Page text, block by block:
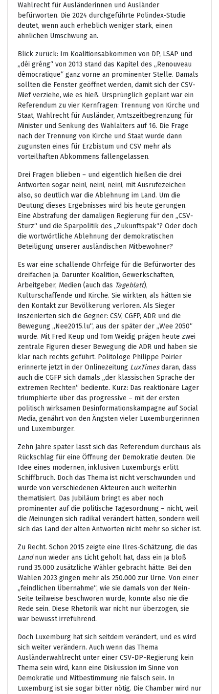
Wahlrecht für Ausländerinnen und Ausländer
befürworten. Die 2024 durchgeführte Polindex-Studie
deutet, wenn auch erheblich weniger stark, einen
ähnlichen Umschwung an.
Blick zurück: Im Koalitionsabkommen von DP, LSAP und
„déi gréng“ von 2013 stand das Kapitel des „Renouveau
démocratique“ ganz vorne an prominenter Stelle. Damals
sollten die Fenster geöffnet werden, damit sich der CSV-
Mief verziehe, wie es hieß. Ursprünglich geplant war ein
Referendum zu vier Kernfragen: Trennung von Kirche und
Staat, Wahlrecht für Ausländer, Amtszeitbegrenzung für
Minister und Senkung des Wahlalters auf 16. Die Frage
nach der Trennung von Kirche und Staat wurde dann
zugunsten eines für Erzbistum und CSV mehr als
vorteilhaften Abkommens fallengelassen.
Drei Fragen blieben – und eigentlich hießen die drei
Antworten sogar nein!, nein!, nein!, mit Ausrufezeichen
also, so deutlich war die Ablehnung im Land. Um die
Deutung dieses Ergebnisses wird bis heute gerungen.
Eine Abstrafung der damaligen Regierung für den „CSV-
Sturz“ und die Sparpolitik des „Zukunftspak“? Oder doch
die wortwörtliche Ablehnung der demokratischen
Beteiligung unserer ausländischen Mitbewohner?
Es war eine schallende Ohrfeige für die Befürworter des
dreifachen Ja. Darunter Koalition, Gewerkschaften,
Arbeitgeber, Medien (auch das Tageblatt),
Kulturschaffende und Kirche. Sie wirkten, als hätten sie
den Kontakt zur Bevölkerung verloren. Als Sieger
inszenierten sich die Gegner: CSV, CGFP, ADR und die
Bewegung „Nee2015.lu“, aus der später der „Wee 2050“
wurde. Mit Fred Keup und Tom Weidig prägen heute zwei
zentrale Figuren dieser Bewegung die ADR und haben sie
klar nach rechts geführt. Politologe Philippe Poirier
erinnerte jetzt in der Onlinezeitung LuxTimesdaran, dass
auch die CGFP sich damals „der klassischen Sprache der
extremen Rechten“ bediente. Kurz: Das reaktionäre Lager
triumphierte über das progressive – mit der ersten
politisch wirksamen Desinformationskampagne auf Social
Media, genährt von den Ängsten vieler Luxemburgerinnen
und Luxemburger.
Zehn Jahre später lässt sich das Referendum durchaus als
Rückschlag für eine Öffnung der Demokratie deuten. Die
Idee eines modernen, inklusiven Luxemburgs erlitt
Schiffbruch. Doch das Thema ist nicht verschwunden und
wurde von verschiedenen Akteuren auch weiterhin
thematisiert. Das Jubiläum bringt es aber noch
prominenter auf die politische Tagesordnung – nicht, weil
die Meinungen sich radikal verändert hätten, sondern weil
sich das Land der alten Antworten nicht mehr so sicher ist.
Zu Recht. Schon 2015 zeigte eine Ilres-Schätzung, die das
Landnun wieder ans Licht geholt hat, dass ein Ja bloß
rund 35.000 zusätzliche Wähler gebracht hätte. Bei den
Wahlen 2023 gingen mehr als 250.000 zur Urne. Von einer
„feindlichen Übernahme“, wie sie damals von der Nein-
Seite teilweise beschworen wurde, konnte also nie die
Rede sein. Diese Rhetorik war nicht nur überzogen, sie
war bewusst irreführend.
Doch Luxemburg hat sich seitdem verändert, und es wird
sich weiter verändern. Auch wenn das Thema
Ausländerwahlrecht unter einer CSV-DP-Regierung kein
Thema sein wird, kann eine Diskussion im Sinne von
Demokratie und Mitbestimmung nie falsch sein. In
Luxemburg ist sie sogar bitter nötig. Die Chamber wird nur